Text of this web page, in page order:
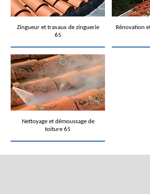
Zingueur et travaux de zinguerie
65
Rénovation
Nettoyage et démoussage de
toiture 65